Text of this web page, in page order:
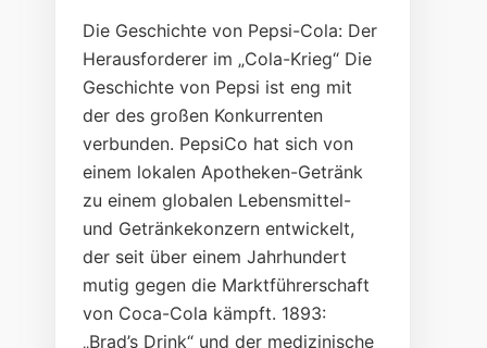
Die Geschichte von Pepsi-Cola: Der
Herausforderer im „Cola-Krieg“ Die
Geschichte von Pepsi ist eng mit
der des großen Konkurrenten
verbunden. PepsiCo hat sich von
einem lokalen Apotheken-Getränk
zu einem globalen Lebensmittel-
und Getränkekonzern entwickelt,
der seit über einem Jahrhundert
mutig gegen die Marktführerschaft
von Coca-Cola kämpft. 1893:
„Brad’s Drink“ und der medizinische